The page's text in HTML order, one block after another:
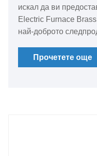
искал да ви
Electric Furnace
най-доброто
Прочетете още